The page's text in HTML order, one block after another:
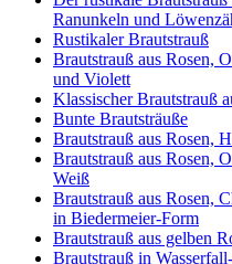
Ranunkeln und
Rustikaler Brautstrauß
Brautstrauß aus Rosen,
und Violett
Klassischer Brautstrauß
Bunte Brautsträuße
Brautstrauß aus Rosen,
Brautstrauß aus Rosen,
Weiß
Brautstrauß aus Rosen,
in Biedermeier-Form
Brautstrauß aus gelben
Brautstrauß in